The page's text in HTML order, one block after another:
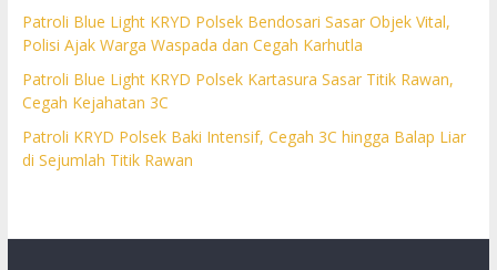
Patroli Blue Light KRYD Polsek Bendosari Sasar Objek Vital,
Polisi Ajak Warga Waspada dan Cegah Karhutla
Patroli Blue Light KRYD Polsek Kartasura Sasar Titik Rawan,
Cegah Kejahatan 3C
Patroli KRYD Polsek Baki Intensif, Cegah 3C hingga Balap Liar
di Sejumlah Titik Rawan